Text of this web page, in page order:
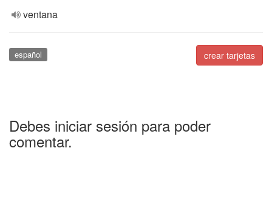
ventana
crear tarjetas
español
Debes iniciar sesión para poder
comentar.